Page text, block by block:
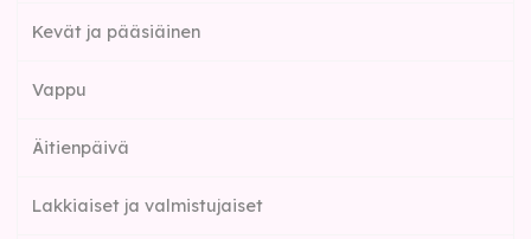
Kevät ja pääsiäinen
Vappu
Äitienpäivä
Lakkiaiset ja valmistujaiset